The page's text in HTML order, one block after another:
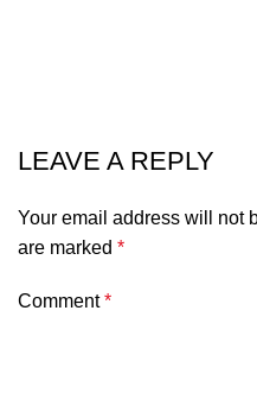
LEAVE A REPLY
Your email address will not
are marked *
Comment*